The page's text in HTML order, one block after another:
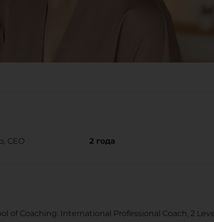
CEO 2 года
of Coaching: International Professional Coach, 2